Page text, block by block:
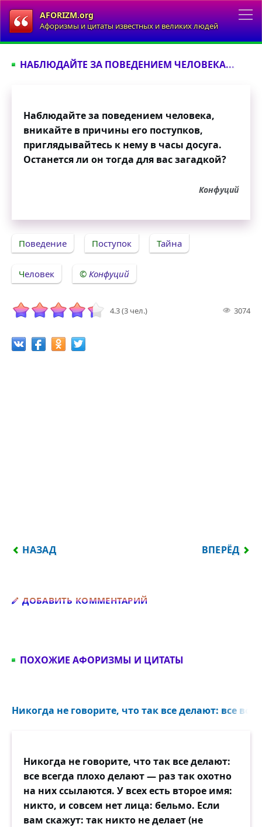
AFORIZM.org
Афоризмы и цитаты известных и великих людей
НАБЛЮДАЙТЕ ЗА ПОВЕДЕНИЕМ ЧЕЛОВЕКА...
Наблюдайте за поведением человека,
вникайте в причины его поступков,
приглядывайтесь к нему в часы досуга.
Останется ли он тогда для вас загадкой?
Конфуций
Поведение Поступок Тайна
Человек Конфуций
4.3 (3 чел.) 3074
ПРЕДЫДУЩИЙ: ЕСЛИ, ВЗГЛЯНУВ НА СВОИ
НАЗАД ВПЕРЁД
ДОБАВИТЬ КОММЕНТАРИЙ
ПОХОЖИЕ АФОРИЗМЫ И ЦИТАТЫ
Никогда не говорите, что так все делают: все
Никогда не говорите, что так все делают:
все всегда плохо делают — раз так охотно
на них ссылаются. У всех есть второе имя:
никто, и совсем нет лица: бельмо. Если
вам скажут: так никто не делает (не